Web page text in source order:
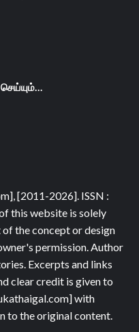
[2011-2026]. ISSN :
this website is solely
the concept or design
permission. Author
Excerpts and links
clear credit is given to
with
to the original content.